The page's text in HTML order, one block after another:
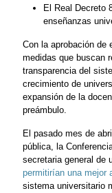
El Real Decreto
enseñanzas
Con la aprobación de
medidas que buscan
transparencia del
crecimiento de
expansión de la
preámbulo.
El pasado mes de
pública, la
secretaria general de
permitirían una mejor
sistema universitario